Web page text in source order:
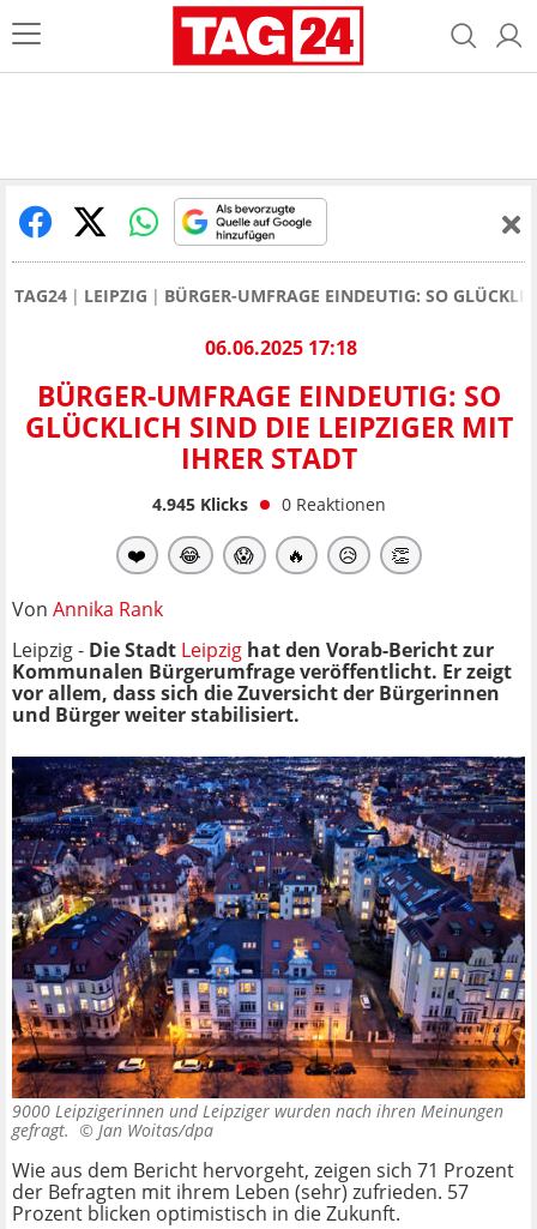
TAG24 LEIPZIG BÜRGER-UMFRAGE EINDEUTIG: SO
06.06.2025 17:18
BÜRGER-UMFRAGE EINDEUTIG: SO
GLÜCKLICH SIND DIE LEIPZIGER MIT
IHRER STADT
4.945Klicks 0 Reaktionen
❤️ 😂 😱 🔥 😥 👏
Von Annika Rank
Leipzig - Die Stadt Leipzig hat den Vorab-Bericht zur
Kommunalen Bürgerumfrage veröffentlicht. Er zeigt
vor allem, dass sich die Zuversicht der Bürgerinnen
und Bürger weiter stabilisiert.
9000 Leipzigerinnen und Leipziger wurden nach ihren Meinungen
gefragt. © Jan Woitas/dpa
Wie aus dem Bericht hervorgeht, zeigen sich 71 Prozent
der Befragten mit ihrem Leben (sehr) zufrieden. 57
Prozent blicken optimistisch in die Zukunft.